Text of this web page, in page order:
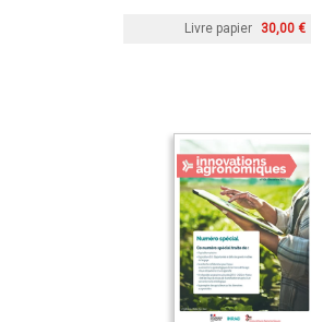
Livre papier 30,00 €